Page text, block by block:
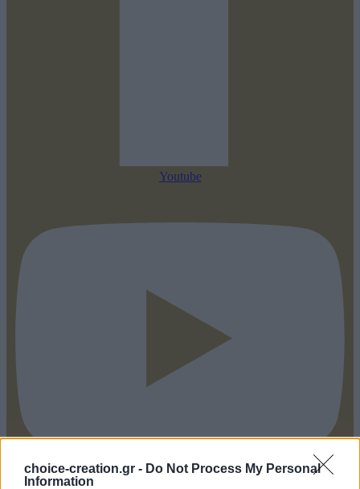
choice-creation.gr - Do Not Process My Personal
Information
Youtube